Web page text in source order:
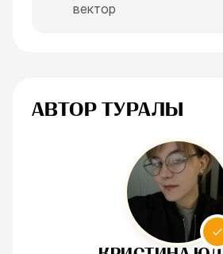
вектор
АВТОР ТУРАЛЫ